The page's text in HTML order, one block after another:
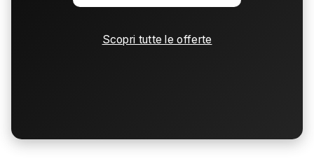
Scopri tutte le offerte